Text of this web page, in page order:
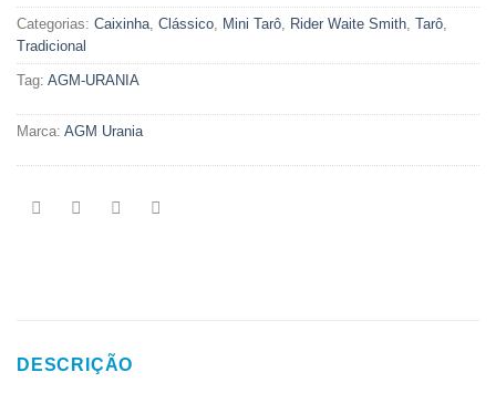
Categorias: Caixinha, Clássico, Mini Tarô, Rider Waite Smith, Tarô,
Tradicional
Tag: AGM-URANIA
Marca: AGM Urania
DESCRIÇÃO